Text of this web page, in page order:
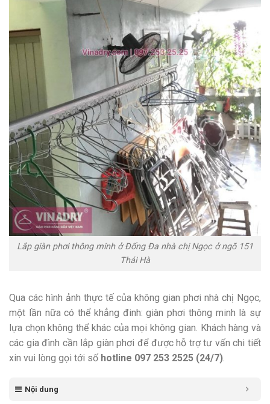
Lắp giàn phơi thông minh ở Đống Đa nhà chị Ngọc ở ngõ 151
Thái Hà
Qua các hình ảnh thực tế của không gian phơi nhà chị Ngọc,
một lần nữa có thể khẳng đinh: giàn phơi thông minh là sự
lựa chọn không thể khác của mọi không gian. Khách hàng và
các gia đình cần lắp giàn phơi để được hỗ trợ tư vấn chi tiết
xin vui lòng gọi tới số hotline 097 253 2525 (24/7)
Nội dung